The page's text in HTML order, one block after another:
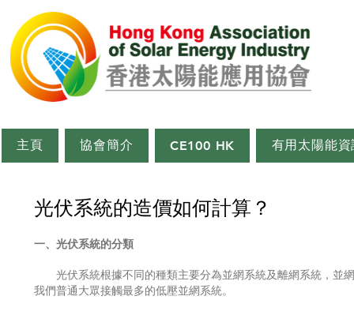
主頁 協會簡介 CE100 HK 有用太陽能資
光伏系統的造價如何計算？
一、光伏系統的分類
光伏系統根據不同的種類主要分為並網系統及離網系統，並
我們普通大眾接觸最多的低壓並網系統。